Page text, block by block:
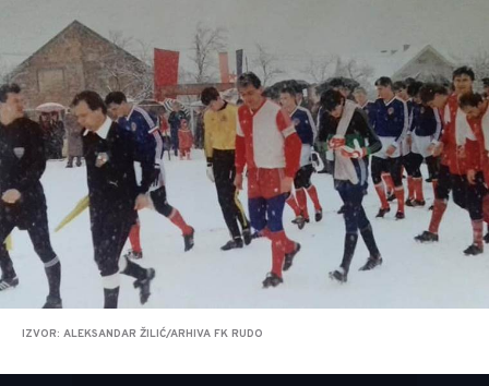
IZVOR: ALEKSANDAR ŽILIĆ/ARHIVA FK RUDO